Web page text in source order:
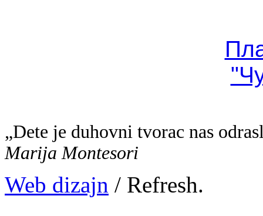
„Dete je duhovni tvorac nas
Marija Montesori
Web dizajn / Refresh.